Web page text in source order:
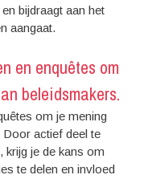
bijdraagt aan het
aangaat.
en enquêtes om
beleidsmakers.
om je mening
Door actief deel te
krijg je de kans om
te delen en invloed